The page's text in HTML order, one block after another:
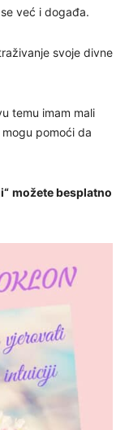
već i događa.
svoje divne
temu imam mali
pomoći da
možete besplatno